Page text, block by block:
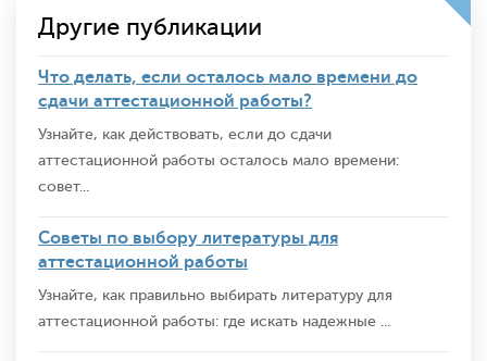
Другие публикации
Что делать, если осталось мало времени до
сдачи аттестационной работы?
Узнайте, как действовать, если до сдачи
аттестационной работы осталось мало времени:
совет...
Советы по выбору литературы для
аттестационной работы
Узнайте, как правильно выбирать литературу для
аттестационной работы: где искать надежные ...